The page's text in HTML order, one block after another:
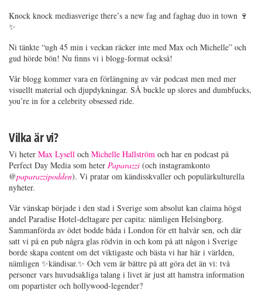
Knock knock mediasverige there’s a new fag and faghag duo in town 🍷
✨
Ni tänkte “ugh 45 min i veckan räcker inte med Max och Michelle” och
gud hörde bön! Nu finns vi i blogg-format också!
Vår blogg kommer vara en förlängning av vår podcast men med mer
visuellt material och djupdykningar. SÅ buckle up slores and dumbfucks,
you’re in for a celebrity obsessed ride.
Vilka är vi?
Vi heter Max Lysell och Michelle Hallström och har en podcast på
Perfect Day Media som heter Paparazzi (och instagramkonto
@paparazzipodden). Vi pratar om kändisskvaller och populärkulturella
nyheter.
Vår vänskap började i den stad i Sverige som absolut kan claima högst
andel Paradise Hotel-deltagare per capita: nämligen Helsingborg.
Sammanförda av ödet bodde båda i London för ett halvår sen, och där
satt vi på en pub några glas rödvin in och kom på att någon i Sverige
borde skapa content om det viktigaste och bästa vi har här i världen,
nämligen ✨kändisar.✨ Och vem är bättre på att göra det än vi: två
personer vars huvudsakliga talang i livet är just att hamstra information
om popartister och hollywood-legender?